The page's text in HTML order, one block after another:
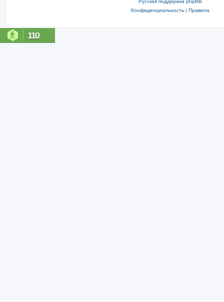
Конфиденциальность | Правила
110